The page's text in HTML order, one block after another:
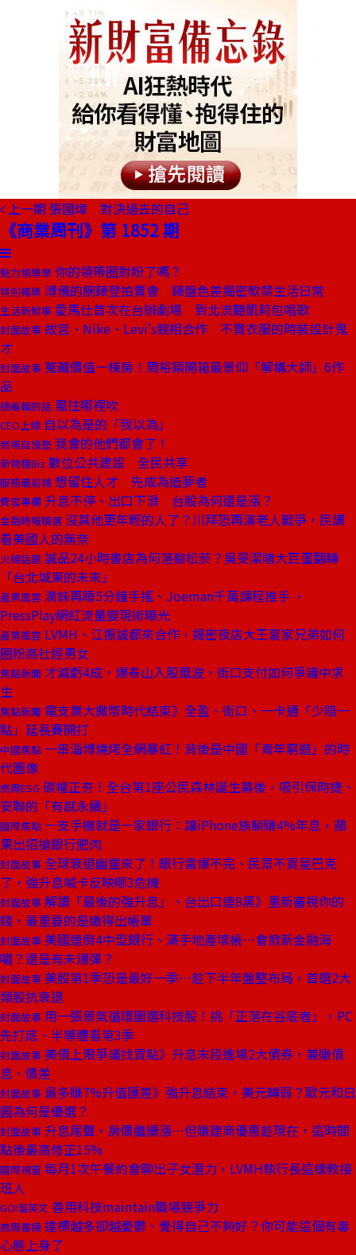
上一期 張國煒 對決過去的自己
《商業周刊》第 1852 期
魅力領導學 你的領帶圈對粉了嗎？
特別報導 溥儀的腕錶登拍賣會 錶盤色差揭密軟禁生活日常
生活新鮮事 愛馬仕首次在台辦劇場 到北流聽凱莉包唱歌
封面故事 故宮、Nike、Levi's競相合作 不賣衣服的時裝設計鬼
才
封面故事 蒐藏價值一棟房！周裕穎開箱最景仰「解構大師」6作
品
總編輯的話 風往哪裡吹
CEO上線 自以為是的「我以為」
商場自慢塾 我會的他們都會了！
新物種Biz 數位公共建設 全民共享
服務最前線 想留住人才 先成為造夢者
費雪專欄 升息不停、出口下滑 台股為何還是漲？
金融時報精選 沒其他更年輕的人了？川拜恐再演老人戰爭，民調
看美國人的無奈
火線話題 誠品24小時書店為何落腳松菸？吳旻潔賭大巨蛋翻轉
「台北城東的未來」
產業風雲 滴妹再睡5分鐘手搖、Joeman千萬課程推手 ，
PressPlay網紅流量變現術曝光
產業風雲 LVMH、江振誠都來合作，揭密夜店大王夏家兄弟如何
圈粉高社經男女
焦點新聞 才減虧4成，爆泰山入股風波，街口支付如何爭議中求
生
焦點新聞 電支業大撒幣時代結束》全盈、街口、一卡通「少賠一
點」延長賽開打
中國焦點 一串淄博燒烤全網暴紅！背後是中國「青年窮遊」的時
代圖像
商周ESG 碳權正夯！全台第1座公民森林誕生幕後，吸引保時捷、
安聯的「有感永續」
國際焦點 一支手機就是一家銀行：讓iPhone族躺賺4%年息，蘋
果出招搶銀行肥肉
封面故事 全球衰退幽靈來了！銀行雷爆不完、民眾不買星巴克
了，強升息喊卡反映哪3危機
封面故事 解讀「最後的強升息」、台出口連8黑》重新審視你的
錢，最重要的是繳得出帳單
封面故事 美國連倒4中型銀行、滿手地產壞帳⋯會掀新金融海
嘯？還是有未爆彈？
封面故事 美股第1季恐是最好一季⋯趁下半年盤整布局，首選2大
類股抗衰退
封面故事 用一張景氣循環圖選科技股！挑「正落在谷底者」，PC
先打底、半導體看第3季
封面故事 美債上限爭議找買點》升息末段進場2大債券，兼賺債
息、價差
封面故事 最多賺7%升值匯差》強升息結束，美元轉弱？歐元和日
圓為何是優選？
封面故事 升息尾聲，房價繼續漲⋯但賺建商優惠趁現在，這時間
點後最高修正15%
國際視窗 每月1次午餐約會聊出子女潛力，LVMH執行長這樣教接
班人
GO!溜英文 善用科技maintain職場競爭力
商周書摘 達標越多卻越憂鬱、覺得自己不夠好？你可能這個有毒
心態上身了